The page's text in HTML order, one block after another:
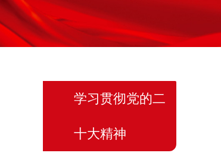
学习贯彻党的二
十大精神